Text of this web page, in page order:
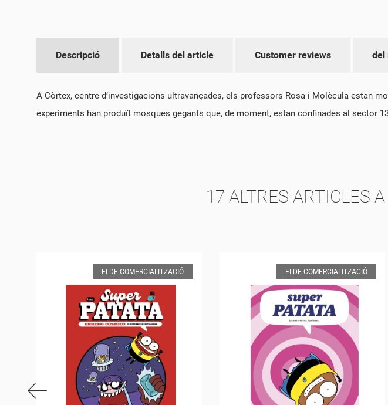
Descripció Detalls del article Customer reviews del
A Còrtex, centre d’investigacions ultravançades, els professors Rosa i Molècula estan
experiments han produït mosques gegants que, de moment, estan confinades al sector
17 ALTRES ARTICLES
FI DE COMERCIALITZACIÓ FI DE COMERCIALITZACIÓ